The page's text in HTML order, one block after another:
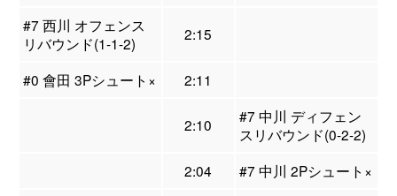
#7 西川 オフェンス
リバウンド(1-1-2)
2:15
#0 會田 3Pシュート× 2:11
2:10
#7 中川 ディフェン
スリバウンド(0-2-2)
2:04
#7 中川 2Pシュート×